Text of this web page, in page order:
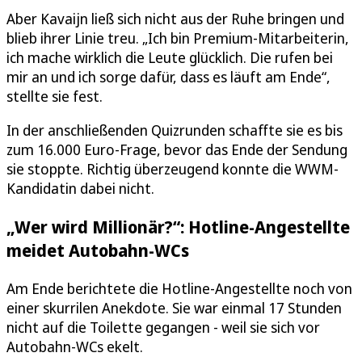
Aber Kavaijn ließ sich nicht aus der Ruhe bringen und
blieb ihrer Linie treu. „Ich bin Premium-Mitarbeiterin,
ich mache wirklich die Leute glücklich. Die rufen bei
mir an und ich sorge dafür, dass es läuft am Ende“,
stellte sie fest.
In der anschließenden Quizrunden schaffte sie es bis
zum 16.000 Euro-Frage, bevor das Ende der Sendung
sie stoppte. Richtig überzeugend konnte die WWM-
Kandidatin dabei nicht.
„Wer wird Millionär?“: Hotline-Angestellte
meidet Autobahn-WCs
Am Ende berichtete die Hotline-Angestellte noch von
einer skurrilen Anekdote. Sie war einmal 17 Stunden
nicht auf die Toilette gegangen - weil sie sich vor
Autobahn-WCs ekelt.